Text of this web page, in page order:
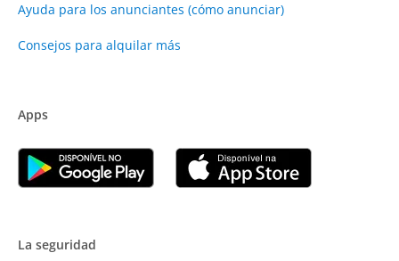
Ayuda para los anunciantes (cómo anunciar)
Consejos para alquilar más
Apps
La seguridad